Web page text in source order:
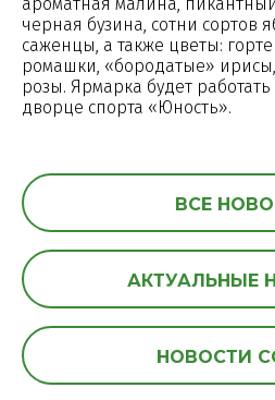
черная бузина, сотни сортов
саженцы, а также цветы:
ромашки, «бородатые»
розы. Ярмарка будет
дворце спорта «Юность».
ВСЕ
АКТУАЛЬНЫЕ
НОВОСТИ